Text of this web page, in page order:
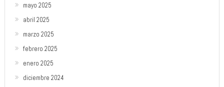
mayo 2025
abril 2025
marzo 2025
febrero 2025
enero 2025
diciembre 2024